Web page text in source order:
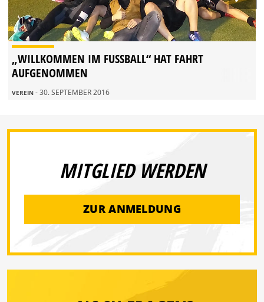
„WILLKOMMEN IM FUSSBALL“ HAT FAHRT A
UFGENOMMEN
VEREIN - 30. SEPTEMBER 2016
MITGLIED WERDEN
ZUR ANMELDUNG